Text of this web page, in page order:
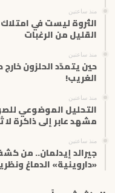
ر
ي
منذ ساعتين
الثروة ليست في
القليل من الرغبات
منذ ساعتين
حين يتمدّد الحلزون
الغريب!
منذ ساعتين
التحليل الموضوعي
مشهد عابر إلى ذاكرة
منذ ساعتين
جيرالد إيدلمان.. من
«داروينية» الدماغ